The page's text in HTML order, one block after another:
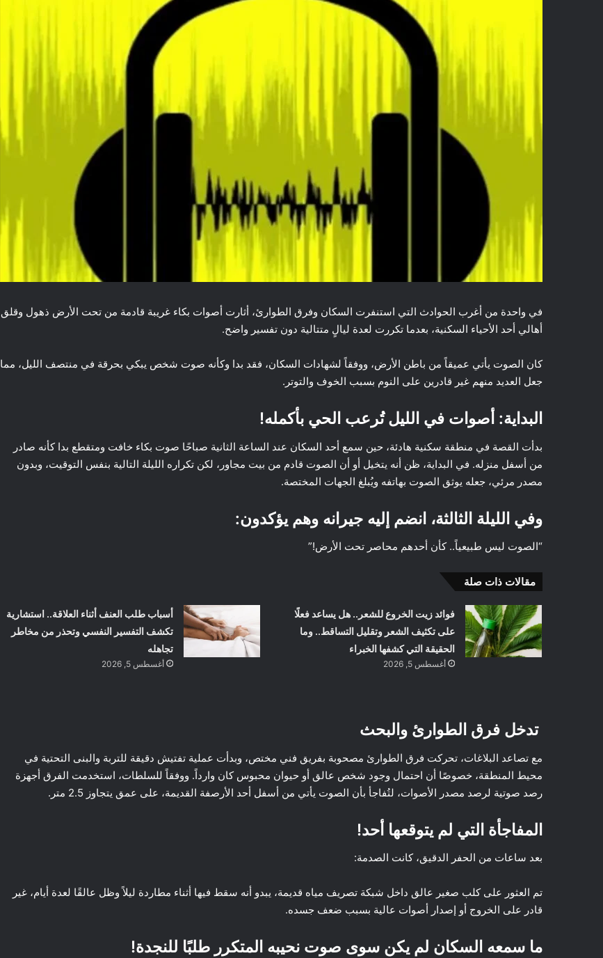
في واحدة من أغرب الحوادث التي استنفرت السكان وفرق الطوارئ، أثارت أصوات بكاء غريبة قادمة من تحت الأرض ذهول وقلق
أهالي أحد الأحياء السكنية، بعدما تكررت لعدة ليالٍ متتالية دون تفسير واضح.
كان الصوت يأتي عميقاً من باطن الأرض، ووفقاً لشهادات السكان، فقد بدا وكأنه صوت شخص يبكي بحرقة في منتصف الليل، مما
جعل العديد منهم غير قادرين على النوم بسبب الخوف والتوتر.
البداية: أصوات في الليل تُرعب الحي بأكمله!
بدأت القصة في منطقة سكنية هادئة، حين سمع أحد السكان عند الساعة الثانية صباحًا صوت بكاء خافت ومتقطع بدا كأنه صادر
من أسفل منزله. في البداية، ظن أنه يتخيل أو أن الصوت قادم من بيت مجاور، لكن تكراره الليلة التالية بنفس التوقيت، وبدون
مصدر مرئي، جعله يوثق الصوت بهاتفه ويُبلغ الجهات المختصة.
وفي الليلة الثالثة، انضم إليه جيرانه وهم يؤكدون:
“الصوت ليس طبيعياً.. كأن أحدهم محاصر تحت الأرض!”
مقالات ذات صلة
فوائد زيت الخروع للشعر.. هل يساعد فعلًا
على تكثيف الشعر وتقليل التساقط.. وما
الحقيقة التي كشفها الخبراء
أغسطس 5, 2026
أسباب طلب العنف أثناء العلاقة.. استشارية
تكشف التفسير النفسي وتحذر من مخاطر
تجاهله
أغسطس 5, 2026
تدخل فرق الطوارئ والبحث
مع تصاعد البلاغات، تحركت فرق الطوارئ مصحوبة بفريق فني مختص، وبدأت عملية تفتيش دقيقة للتربة والبنى التحتية في
محيط المنطقة، خصوصًا أن احتمال وجود شخص عالق أو حيوان محبوس كان وارداً. ووفقاً للسلطات، استخدمت الفرق أجهزة
رصد صوتية لرصد مصدر الأصوات، لتُفاجأ بأن الصوت يأتي من أسفل أحد الأرصفة القديمة، على عمق يتجاوز 2.5 متر.
المفاجأة التي لم يتوقعها أحد!
بعد ساعات من الحفر الدقيق، كانت الصدمة:
تم العثور على كلب صغير عالق داخل شبكة تصريف مياه قديمة، يبدو أنه سقط فيها أثناء مطاردة ليلاً وظل عالقًا لعدة أيام، غير
قادر على الخروج أو إصدار أصوات عالية بسبب ضعف جسده.
ما سمعه السكان لم يكن سوى صوت نحيبه المتكرر طلبًا للنجدة!